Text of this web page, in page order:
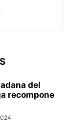
del
recompone